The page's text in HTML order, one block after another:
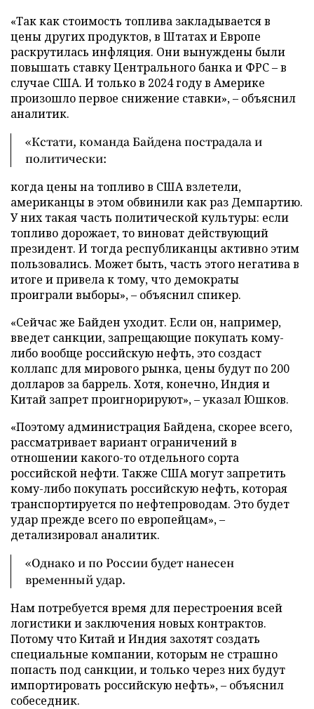
«Так как стоимость топлива закладывается в
цены других продуктов, в Штатах и Европе
раскрутилась инфляция. Они вынуждены были
повышать ставку Центрального банка и ФРС – в
случае США. И только в 2024 году в Америке
произошло первое снижение ставки», – объяснил
аналитик.
«Кстати, команда Байдена пострадала и
политически:
когда цены на топливо в США взлетели,
американцы в этом обвинили как раз Демпартию.
У них такая часть политической культуры: если
топливо дорожает, то виноват действующий
президент. И тогда республиканцы активно этим
пользовались. Может быть, часть этого негатива в
итоге и привела к тому, что демократы
проиграли выборы», – объяснил спикер.
«Сейчас же Байден уходит. Если он, например,
введет санкции, запрещающие покупать кому-
либо вообще российскую нефть, это создаст
коллапс для мирового рынка, цены будут по 200
долларов за баррель. Хотя, конечно, Индия и
Китай запрет проигнорируют», – указал Юшков.
«Поэтому администрация Байдена, скорее всего,
рассматривает вариант ограничений в
отношении какого-то отдельного сорта
российской нефти. Также США могут запретить
кому-либо покупать российскую нефть, которая
транспортируется по нефтепроводам. Это будет
удар прежде всего по европейцам», –
детализировал аналитик.
«Однако и по России будет нанесен
временный удар.
Нам потребуется время для перестроения всей
логистики и заключения новых контрактов.
Потому что Китай и Индия захотят создать
специальные компании, которым не страшно
попасть под санкции, и только через них будут
импортировать российскую нефть», – объяснил
собеседник.